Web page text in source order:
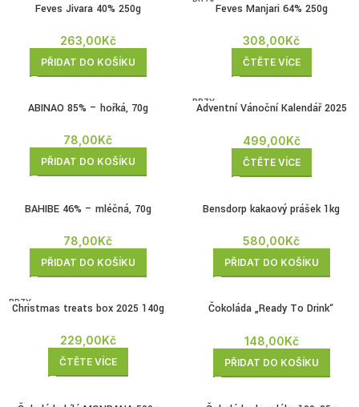
Feves Jivara 40% 250g
263,00Kč
PŘIDAT DO KOŠÍKU
Feves Manjari 64% 250g
308,00Kč
ČTĚTE VÍCE
ABINAO 85% – hořká, 70g
78,00Kč
PŘIDAT DO KOŠÍKU
BRZY
ZPĚT
Adventní Vánoční Kalendář 2025
499,00Kč
ČTĚTE VÍCE
BAHIBE 46% – mléčná, 70g
78,00Kč
PŘIDAT DO KOŠÍKU
Bensdorp kakaový prášek 1kg
580,00Kč
PŘIDAT DO KOŠÍKU
BRZY
ZPĚT
Christmas treats box 2025 140g
229,00Kč
ČTĚTE VÍCE
Čokoláda „Ready To Drink“
148,00Kč
PŘIDAT DO KOŠÍKU